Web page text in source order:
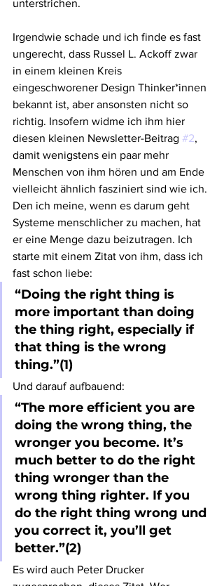
unterstrichen.
Irgendwie schade und ich finde es fast
ungerecht, dass Russel L. Ackoff zwar
in einem kleinen Kreis
eingeschworener Design Thinker*innen
bekannt ist, aber ansonsten nicht so
richtig. Insofern widme ich ihm hier
diesen kleinen Newsletter-Beitrag #2,
damit wenigstens ein paar mehr
Menschen von ihm hören und am Ende
vielleicht ähnlich fasziniert sind wie ich.
Den ich meine, wenn es darum geht
Systeme menschlicher zu machen, hat
er eine Menge dazu beizutragen. Ich
starte mit einem Zitat von ihm, dass ich
fast schon liebe:
“Doing the right thing is
more important than doing
the thing right, especially if
that thing is the wrong
thing.”(1)
Und darauf aufbauend:
“The more efficient you are
doing the wrong thing, the
wronger you become. It’s
much better to do the right
thing wronger than the
wrong thing righter. If you
do the right thing wrong und
you correct it, you’ll get
better.”(2)
Es wird auch Peter Drucker